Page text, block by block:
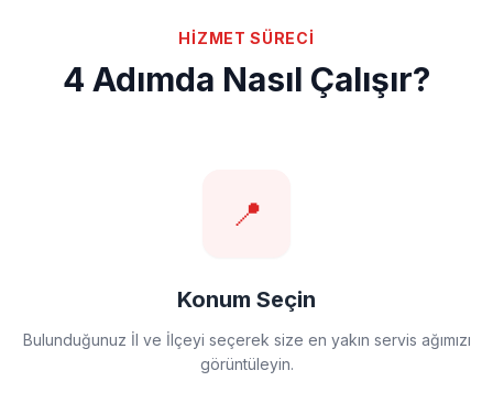
HİZMET SÜRECİ
4 Adımda Nasıl Çalışır?
📍
Konum Seçin
Bulunduğunuz İl ve İlçeyi seçerek size en yakın servis ağımızı
görüntüleyin.